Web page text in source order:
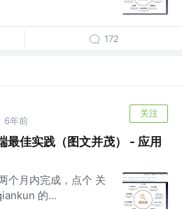
172
6年前
关注
佳实践（图文并茂） - 应用
个月内完成，点个 关
的...